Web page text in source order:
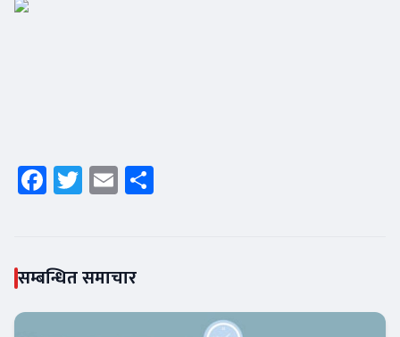
Facebook
Twitter
Email
सम्बन्धित समाचार